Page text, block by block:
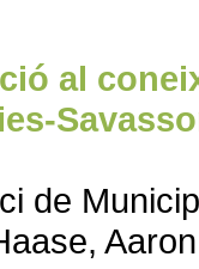
al
de